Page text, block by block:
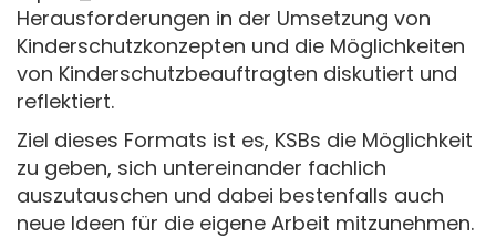
Herausforderungen in der Umsetzung von
Kinderschutzkonzepten und die Möglichkeiten
von Kinderschutzbeauftragten diskutiert und
reflektiert.
Ziel dieses Formats ist es, KSBs die Möglichkeit
zu geben, sich untereinander fachlich
auszutauschen und dabei bestenfalls auch
neue Ideen für die eigene Arbeit mitzunehmen.